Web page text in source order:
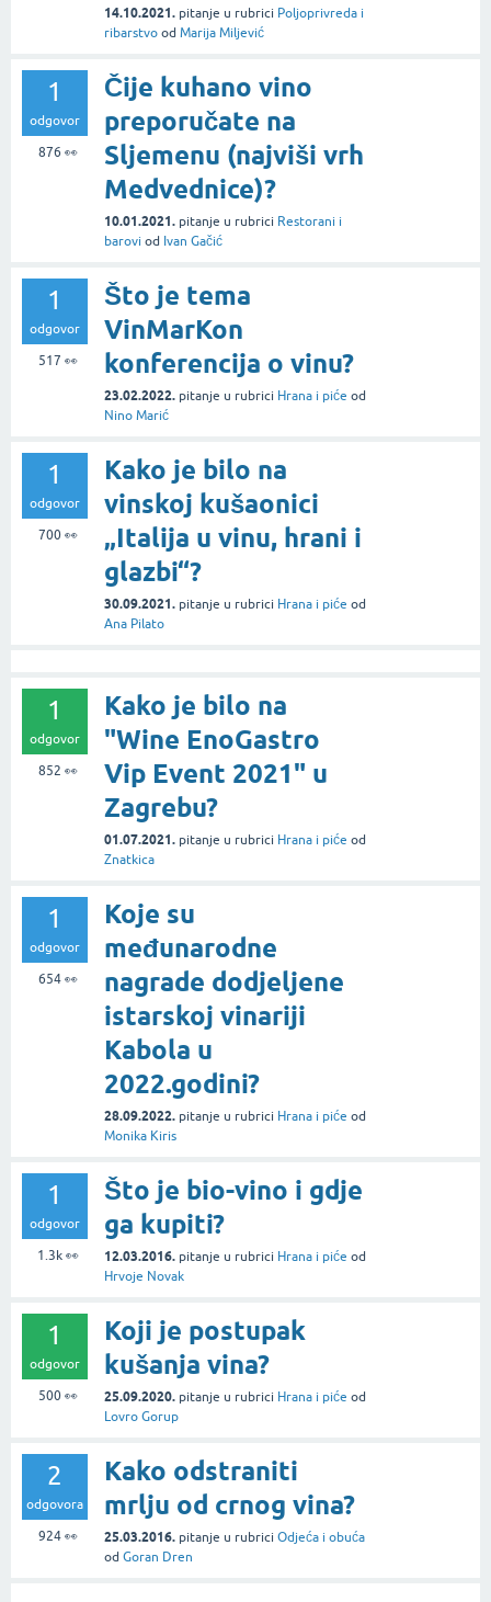
14.10.2021. pitanje u rubrici Poljoprivreda i
ribarstvo od Marija Miljević
1
odgovor
876 👀
Čije kuhano vino
preporučate na
Sljemenu (najviši vrh
Medvednice)?
10.01.2021. pitanje u rubrici Restorani i
barovi od Ivan Gačić
1
odgovor
517 👀
Što je tema
VinMarKon
konferencija o vinu?
23.02.2022. pitanje u rubrici Hrana i piće od
Nino Marić
1
odgovor
700👀
Kako je bilo na
vinskoj kušaonici
„Italija u vinu, hrani i
glazbi“?
30.09.2021. pitanje u rubrici Hrana i piće od
Ana Pilato
1
odgovor
852 👀
Kako je bilo na
"Wine EnoGastro
Vip Event 2021" u
Zagrebu?
01.07.2021. pitanje u rubrici Hrana i piće od
Znatkica
1
odgovor
654👀
Koje su
međunarodne
nagrade dodjeljene
istarskoj vinariji
Kabola u
2022.godini?
28.09.2022. pitanje u rubrici Hrana i piće od
Monika Kiris
1
odgovor
1.3k👀
Što je bio-vino i gdje
ga kupiti?
12.03.2016. pitanje u rubrici Hrana i piće od
Hrvoje Novak
1
odgovor
500👀
Koji je postupak
kušanja vina?
25.09.2020. pitanje u rubrici Hrana i piće od
Lovro Gorup
2
odgovora
924👀
Kako odstraniti
mrlju od crnog vina?
25.03.2016. pitanje u rubrici Odjeća i obuća
od Goran Dren